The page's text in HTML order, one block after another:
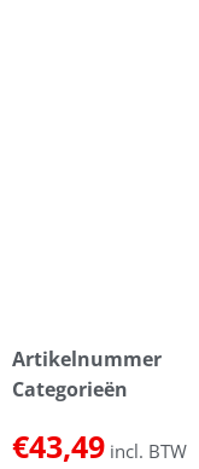
Artikelnummer
Categorieën
€43,49 incl. BTW